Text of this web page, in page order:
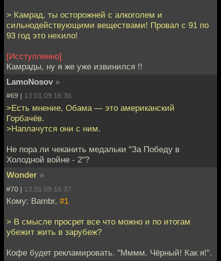
> Камрад, ты осторожней с алкоголем и
сильнодействующими веществами! Провал с 91 по
93 год это нехило!
[Исступленно]
Камрады, ну я же уже извинился !!
LamoNosov »
#69 | 13.01.09 16:36
>Есть мнение, Обама — это американский
Горбачёв.
>Наплачутся они с ним.
Не пора ли чеканить медальки "За Победу в
Холодной войне - 2"?
Wonder »
#70 | 13.01.09 16:37
Кому: Bambr, #1
> В смысле просрет все что можно и по итогам
убежит жить в зарубеж?
Кофе будет рекламировать. "Мммм. Чёрный! Как я!".